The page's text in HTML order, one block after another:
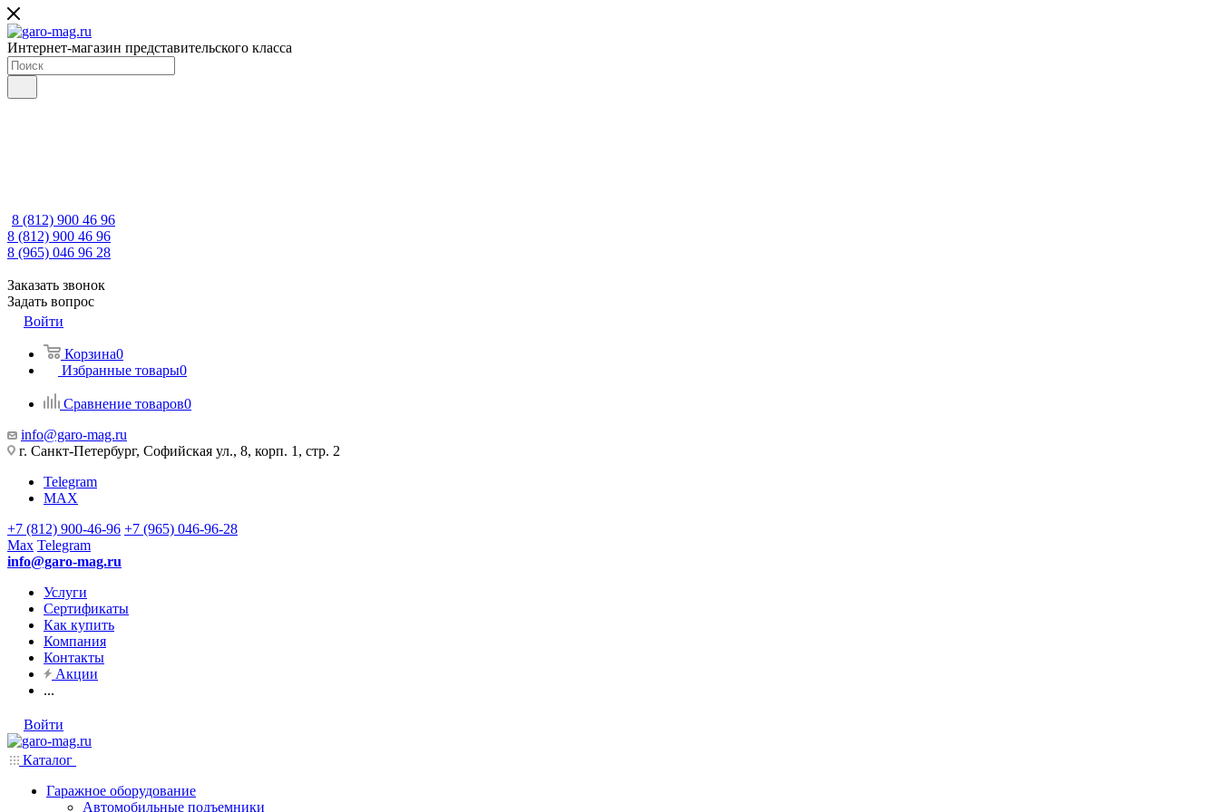
Интернет-магазин представительского класса
8 (812) 900 46 96
8 (812) 900 46 96
8 (965) 046 96 28
Заказать звонок
Задать вопрос
Войти
Корзина0
Избранные товары0
Сравнение товаров0
info@garo-mag.ru
г. Санкт-Петербург, Софийская ул., 8, корп. 1, стр. 2
Telegram
MAX
+7 (812) 900-46-96 +7 (965) 046-96-28
Max Telegram
info@garo-mag.ru
Услуги
Сертификаты
Как купить
Компания
Контакты
Акции
...
Войти
Каталог
Гаражное оборудование
Автомобильные подъемники